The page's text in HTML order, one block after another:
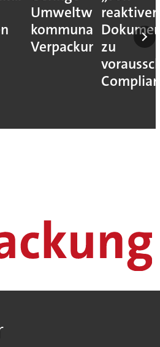
Umweltwirkung
kommunaler
Verpackungssteuern
reaktiver
zu